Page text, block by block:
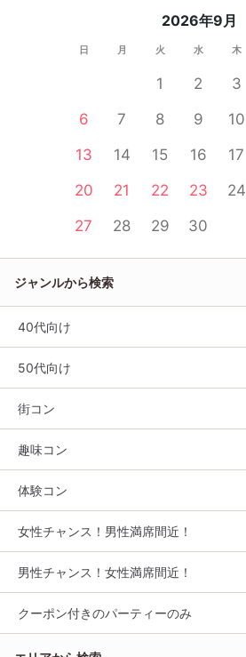
2026年9月
日 月 火 水 木
1 2 3
6
7 8 9 10
13
14 15 16 17
20
21 22 23 24
27
28 29 30
ジャンルから検索
40代向け
50代向け
街コン
趣味コン
体験コン
女性チャンス！男性満席間近！
男性チャンス！女性満席間近！
クーポン付きのパーティーのみ